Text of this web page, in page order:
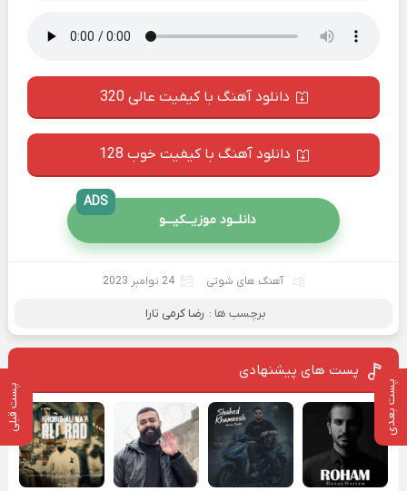
پست بعدی پست قبلی
دانلود آهنگ با کیفیت عالی 320
دانلود آهنگ با کیفیت خوب 128
دانلــود موزیــکیـــو
ADS
آهنگ های شوتی 24 نوامبر 2023
برچسب ها : رضا کرمی تارا
پست های پیشنهادی